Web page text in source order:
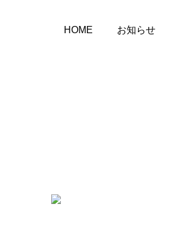
HOME お知らせ